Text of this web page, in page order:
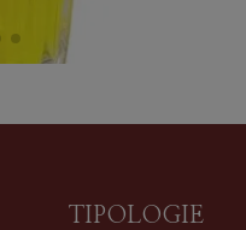
TIPOLOGIE